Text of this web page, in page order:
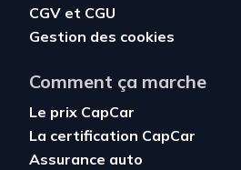
CGV et CGU
Gestion des cookies
Comment ça marche
Le prix CapCar
La certification CapCar
Assurance auto